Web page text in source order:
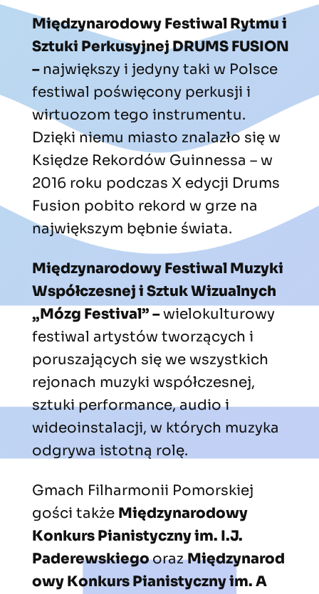
Międzynarodowy Festiwal Rytmu i
Sztuki Perkusyjnej DRUMS FUSION
– największy i jedyny taki w Polsce
festiwal poświęcony perkusji i
wirtuozom tego instrumentu.
Dzięki niemu miasto znalazło się w
Księdze Rekordów Guinnessa – w
2016 roku podczas X edycji Drums
Fusion pobito rekord w grze na
największym bębnie świata.
Międzynarodowy Festiwal Muzyki
Współczesnej i Sztuk Wizualnych
„Mózg Festival” –wielokulturowy
festiwal artystów tworzących i
poruszających się we wszystkich
rejonach muzyki współczesnej,
sztuki performance, audio i
wideoinstalacji, w których muzyka
odgrywa istotną rolę.
Gmach Filharmonii Pomorskiej
gości także Międzynarodowy
Konkurs Pianistyczny im. I.J.
PaderewskiegoorazMiędzynarod
owy Konkurs Pianistyczny im. A